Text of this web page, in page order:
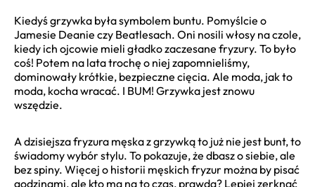
Kiedyś grzywka była symbolem buntu. Pomyślcie o
Jamesie Deanie czy Beatlesach. Oni nosili włosy na czole,
kiedy ich ojcowie mieli gładko zaczesane fryzury. To było
coś! Potem na lata trochę o niej zapomnieliśmy,
dominowały krótkie, bezpieczne cięcia. Ale moda, jak to
moda, kocha wracać. I BUM! Grzywka jest znowu
wszędzie.
A dzisiejsza fryzura męska z grzywką to już nie jest bunt, to
świadomy wybór stylu. To pokazuje, że dbasz o siebie, ale
bez spiny. Więcej o historii męskich fryzur można by pisać
godzinami, ale kto ma na to czas, prawda? Lepiej zerknąć